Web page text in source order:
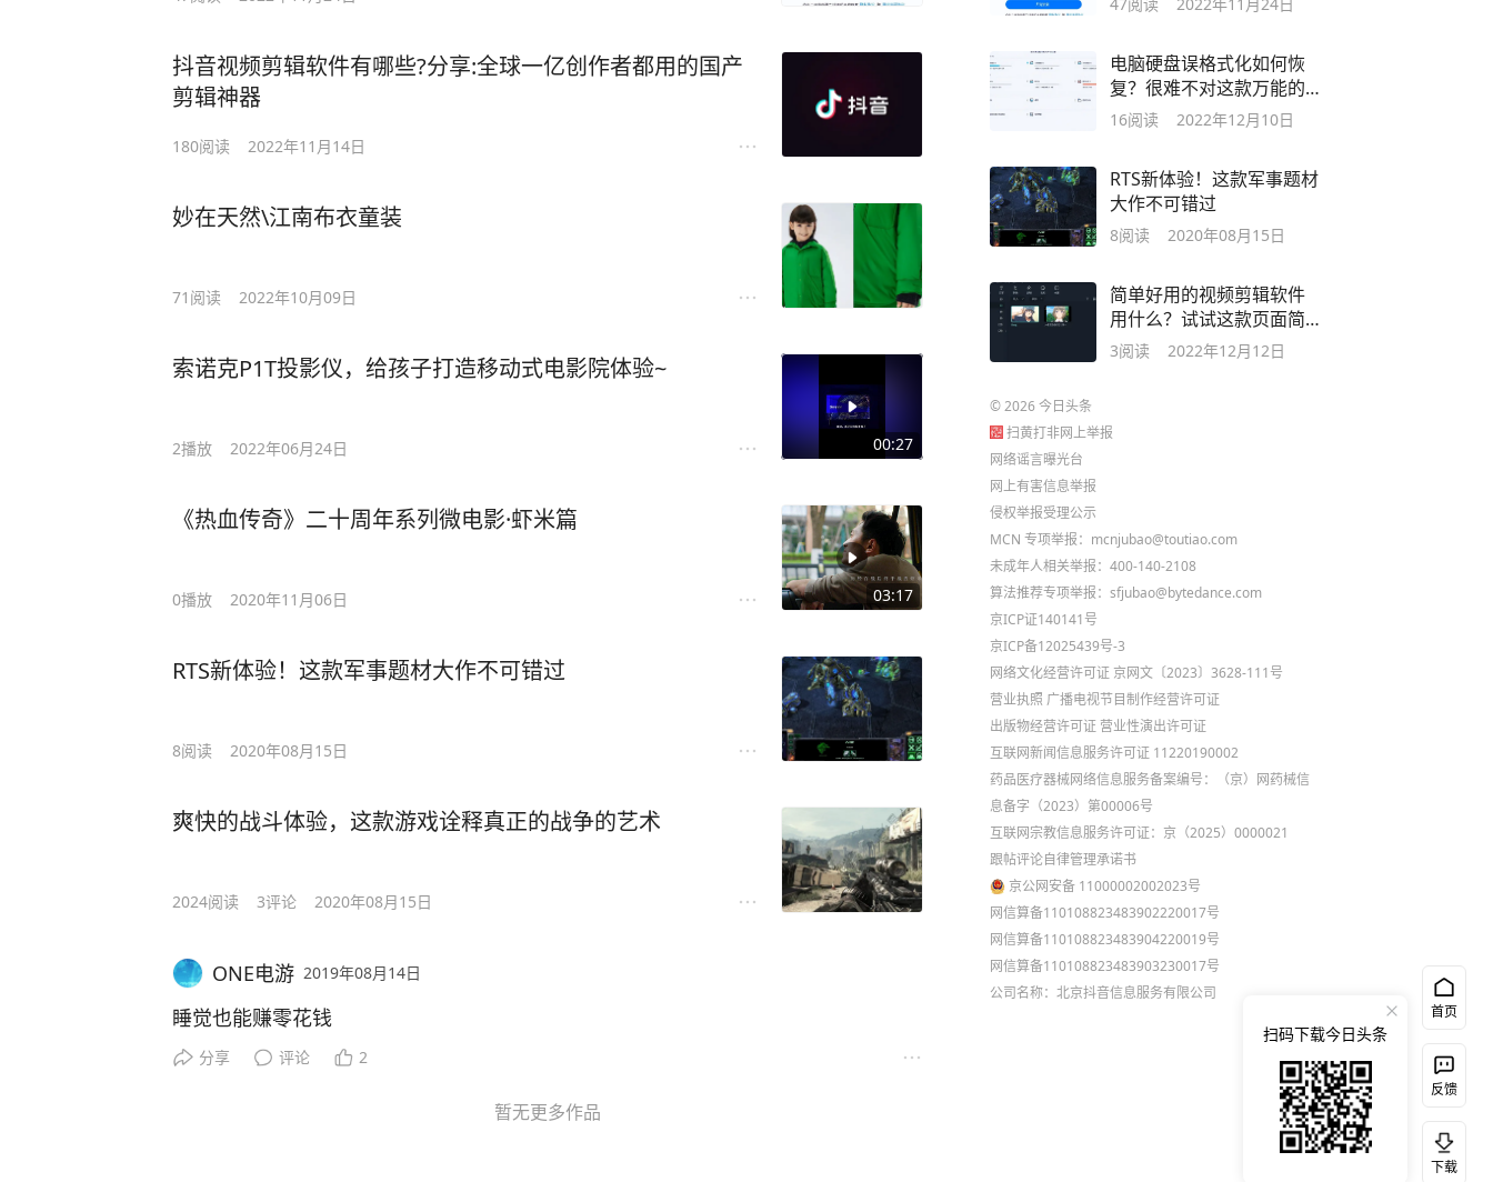
抖音视频剪辑软件有哪些?分享:全球一亿创作者都用的国产
剪辑神器
180阅读 2022年11月14日
妙在天然\江南布衣童装
71 阅读 2022年10月09日
00:27
索诺克P1T投影仪，给孩子打造移动式电影院体验~
2播放 2022年06月24日
03:17
《热血传奇》二十周年系列微电影·虾米篇
0播放 2020年11月06日
RTS新体验！这款军事题材大作不可错过
8阅读 2020年08月15日
爽快的战斗体验，这款游戏诠释真正的战争的艺术
2024阅读 3评论 2020年08月15日
ONE电游 2019年08月14日
睡觉也能赚零花钱
分享 评论 2
暂无更多作品
电脑硬盘误格式化如何恢
复？很难不对这款万能的
数据恢复软件心动
16阅读 2022年12月10日
RTS新体验！这款军事题材
大作不可错过
8阅读 2020年08月15日
简单好用的视频剪辑软件
用什么？试试这款页面简
洁实用的软件
3阅读 2022年12月12日
©2026今日头条
扫黄打非网上举报
网络谣言曝光台
网上有害信息举报
侵权举报受理公示
MCN 专项举报：mcnjubao@toutiao.com
未成年人相关举报：400-140-2108
算法推荐专项举报：sfjubao@bytedance.com
京ICP证140141号
京ICP备12025439号-3
网络文化经营许可证 京网文〔2023〕3628-111号
营业执照 广播电视节目制作经营许可证
出版物经营许可证 营业性演出许可证
互联网新闻信息服务许可证 11220190002
药品医疗器械网络信息服务备案编号：（京）网药械信
息备字（2023）第00006号
互联网宗教信息服务许可证：京（2025）0000021
跟帖评论自律管理承诺书
京公网安备 11000002002023号
网信算备110108823483902220017号
网信算备110108823483904220019号
网信算备110108823483903230017号
公司名称：北京抖音信息服务有限公司
首页
反馈
下载
扫码下载今日头条